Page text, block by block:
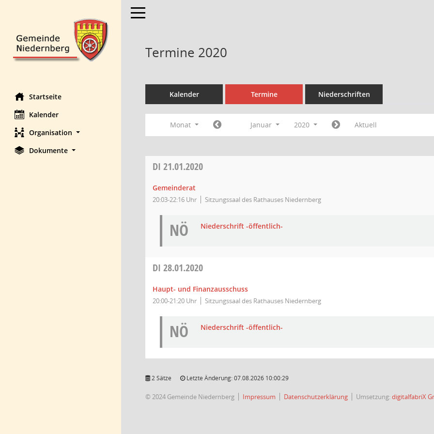
Startseite
Kalender
Organisation
Dokumente
Toggle navigation
Termine 2020
Kalender Termine Niederschriften
Monat Januar 2020 Aktuell
DI 21.01.2020
Gemeinderat
20:03-22:16 Uhr Sitzungssaal des Rathauses Niedernberg
NÖ Niederschrift -öffentlich-
DI 28.01.2020
Haupt- und Finanzausschuss
20:00-21:20 Uhr Sitzungssaal des Rathauses Niedernberg
NÖ Niederschrift -öffentlich-
2 Sätze Letzte Änderung: 07.08.2026 10:00:29
© 2024 Gemeinde Niedernberg Impressum Datenschutzerklärung Umsetzung:digitalfabriX